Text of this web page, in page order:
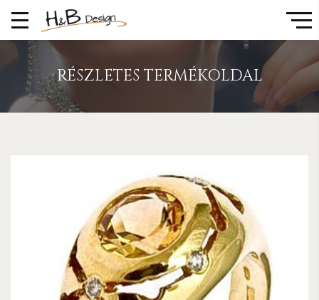
RÉSZLETES TERMÉKOLDAL